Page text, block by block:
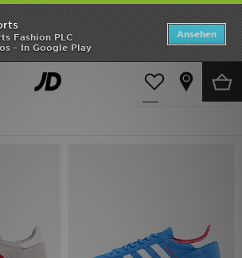
Fashion PLC
- In Google Play
Ansehen
Originals Handball Spezial
Verfeinern
Originals Handball